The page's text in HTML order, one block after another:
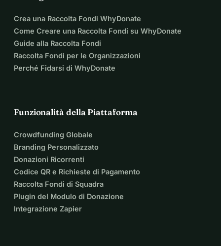
Crea una Raccolta Fondi WhyDonate
Come Creare una Raccolta Fondi su WhyDonate
Guide alla Raccolta Fondi
Raccolta Fondi per le Organizzazioni
Perché Fidarsi di WhyDonate
Funzionalità della Piattaforma
Crowdfunding Globale
Branding Personalizzato
Donazioni Ricorrenti
Codice QR e Richieste di Pagamento
Raccolta Fondi di Squadra
Plugin del Modulo di Donazione
Integrazione Zapier